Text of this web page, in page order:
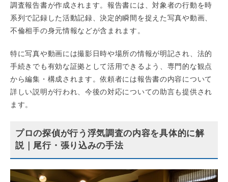
調査報告書が作成されます。報告書には、対象者の行動を時
系列で記録した活動記録、決定的瞬間を捉えた写真や動画、
不倫相手の身元情報などが含まれます。
特に写真や動画には撮影日時や場所の情報が明記され、法的
手続きでも有効な証拠として活用できるよう、専門的な観点
から編集・構成されます。依頼者には報告書の内容について
詳しい説明が行われ、今後の対応についての助言も提供され
ます。
プロの探偵が行う浮気調査の内容を具体的に解
説｜尾行・張り込みの手法